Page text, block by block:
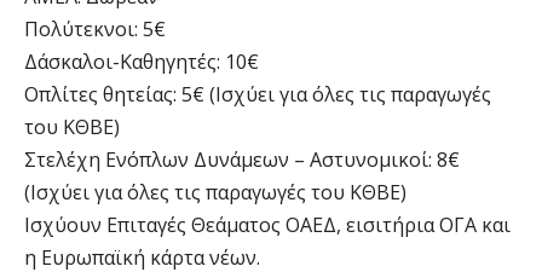
Πολύτεκνοι: 5€
Δάσκαλοι-Καθηγητές: 10€
Οπλίτες θητείας: 5€ (Ισχύει για όλες τις παραγωγές
του ΚΘΒΕ)
Στελέχη Ενόπλων Δυνάμεων – Αστυνομικοί: 8€
(Ισχύει για όλες τις παραγωγές του ΚΘΒΕ)
Ισχύουν Επιταγές Θεάματος ΟΑΕΔ, εισιτήρια ΟΓA και
η Ευρωπαϊκή κάρτα νέων.